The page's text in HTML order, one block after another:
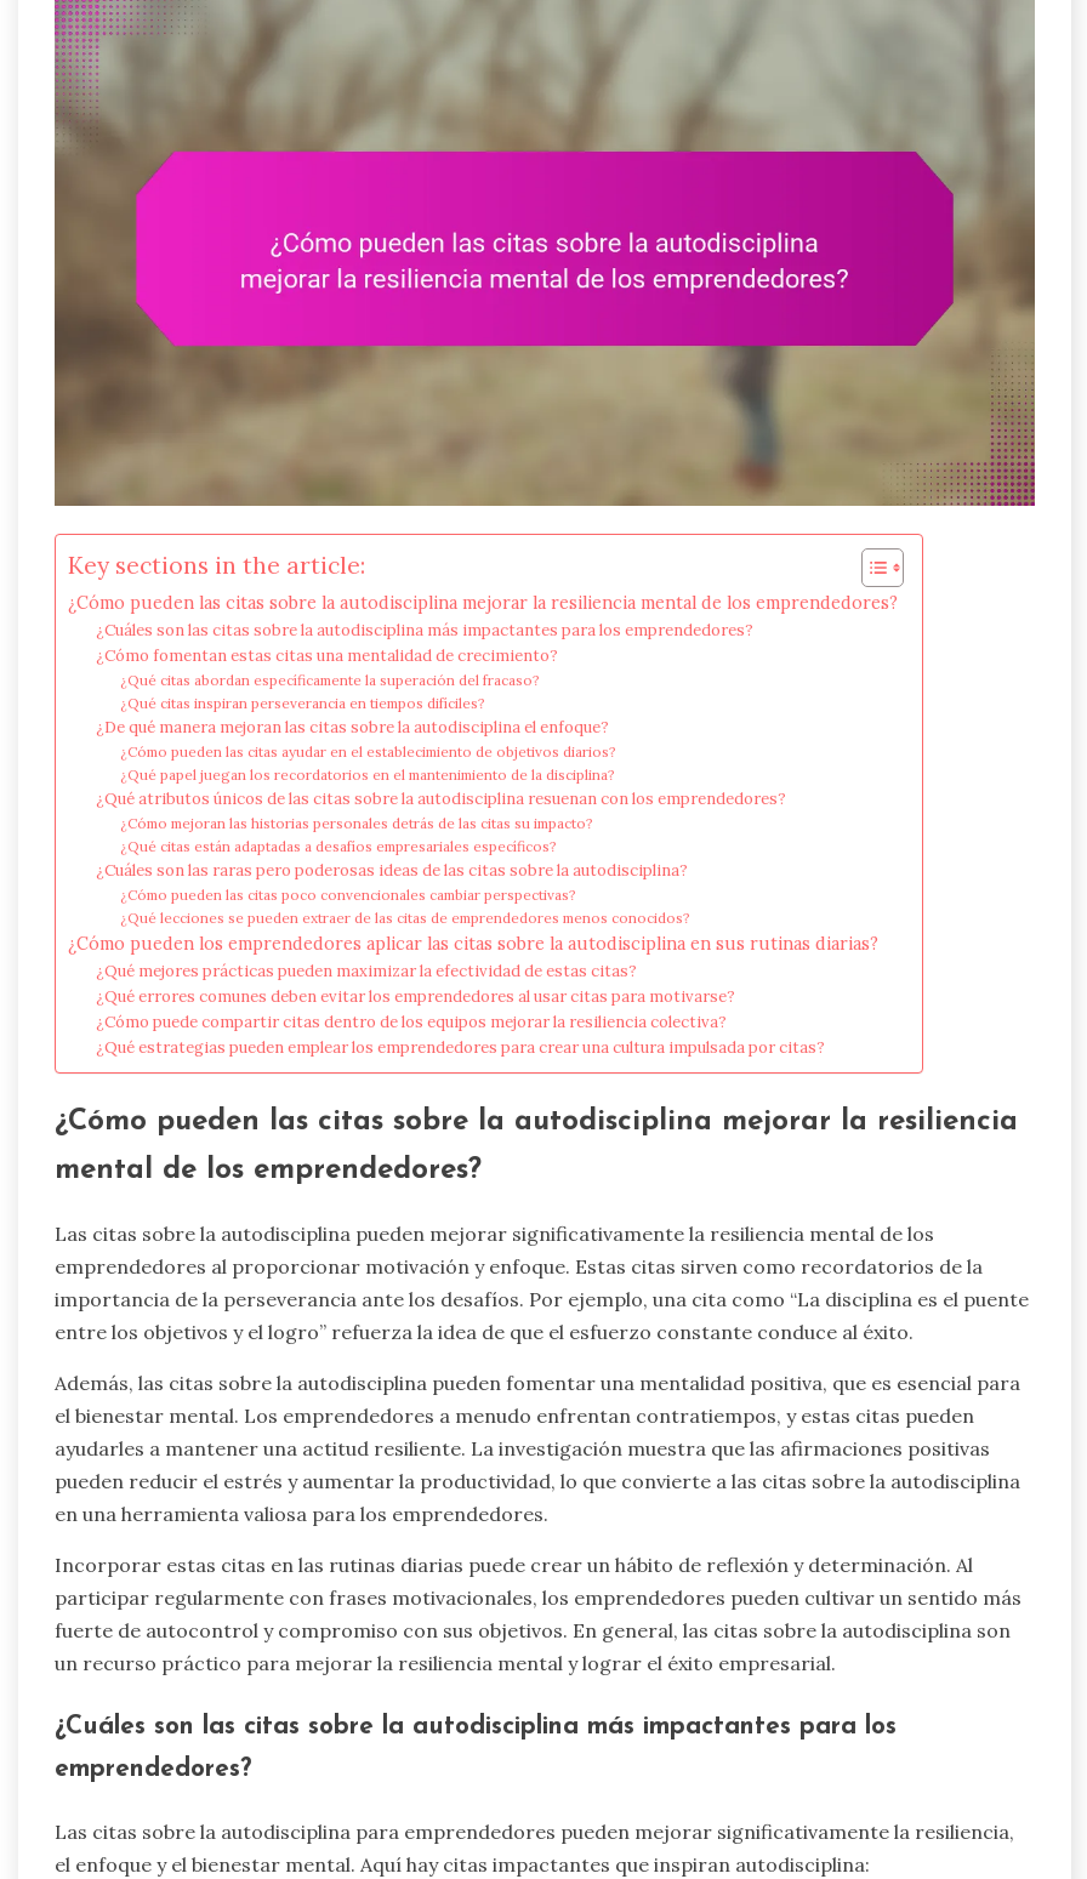
Key sections in the article:
¿Cómo pueden las citas sobre la autodisciplina mejorar la resiliencia mental de los emprendedores?
¿Cuáles son las citas sobre la autodisciplina más impactantes para los emprendedores?
¿Cómo fomentan estas citas una mentalidad de crecimiento?
¿Qué citas abordan específicamente la superación del fracaso?
¿Qué citas inspiran perseverancia en tiempos difíciles?
¿De qué manera mejoran las citas sobre la autodisciplina el enfoque?
¿Cómo pueden las citas ayudar en el establecimiento de objetivos diarios?
¿Qué papel juegan los recordatorios en el mantenimiento de la disciplina?
¿Qué atributos únicos de las citas sobre la autodisciplina resuenan con los emprendedores?
¿Cómo mejoran las historias personales detrás de las citas su impacto?
¿Qué citas están adaptadas a desafíos empresariales específicos?
¿Cuáles son las raras pero poderosas ideas de las citas sobre la autodisciplina?
¿Cómo pueden las citas poco convencionales cambiar perspectivas?
¿Qué lecciones se pueden extraer de las citas de emprendedores menos conocidos?
¿Cómo pueden los emprendedores aplicar las citas sobre la autodisciplina en sus rutinas diarias?
¿Qué mejores prácticas pueden maximizar la efectividad de estas citas?
¿Qué errores comunes deben evitar los emprendedores al usar citas para motivarse?
¿Cómo puede compartir citas dentro de los equipos mejorar la resiliencia colectiva?
¿Qué estrategias pueden emplear los emprendedores para crear una cultura impulsada por citas?
¿Cómo pueden las citas sobre la autodisciplina mejorar la resiliencia
mental de los emprendedores?
Las citas sobre la autodisciplina pueden mejorar significativamente la resiliencia mental de los
emprendedores al proporcionar motivación y enfoque. Estas citas sirven como recordatorios de la
importancia de la perseverancia ante los desafíos. Por ejemplo, una cita como “La disciplina es el puente
entre los objetivos y el logro” refuerza la idea de que el esfuerzo constante conduce al éxito.
Además, las citas sobre la autodisciplina pueden fomentar una mentalidad positiva, que es esencial para
el bienestar mental. Los emprendedores a menudo enfrentan contratiempos, y estas citas pueden
ayudarles a mantener una actitud resiliente. La investigación muestra que las afirmaciones positivas
pueden reducir el estrés y aumentar la productividad, lo que convierte a las citas sobre la autodisciplina
en una herramienta valiosa para los emprendedores.
Incorporar estas citas en las rutinas diarias puede crear un hábito de reflexión y determinación. Al
participar regularmente con frases motivacionales, los emprendedores pueden cultivar un sentido más
fuerte de autocontrol y compromiso con sus objetivos. En general, las citas sobre la autodisciplina son
un recurso práctico para mejorar la resiliencia mental y lograr el éxito empresarial.
¿Cuáles son las citas sobre la autodisciplina más impactantes para los
emprendedores?
Las citas sobre la autodisciplina para emprendedores pueden mejorar significativamente la resiliencia,
el enfoque y el bienestar mental. Aquí hay citas impactantes que inspiran autodisciplina: